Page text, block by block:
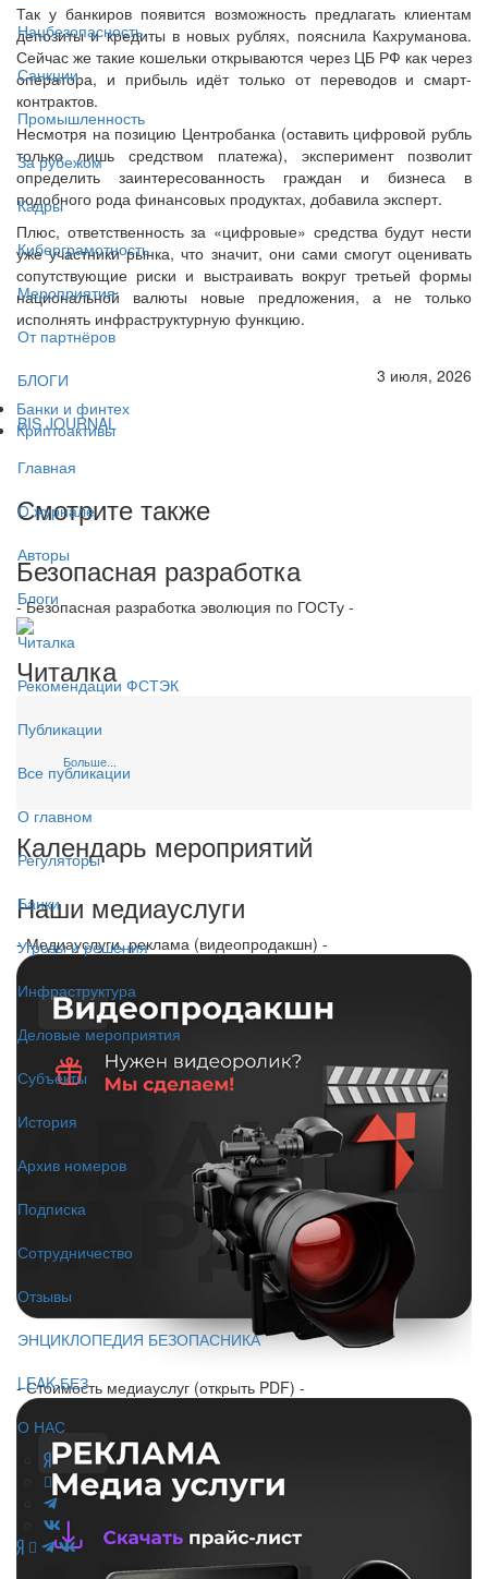
Нацбезопасность
Санкции
Промышленность
За рубежом
Кадры
Киберграмотность
Мероприятия
От партнёров
БЛОГИ
BIS JOURNAL
Главная
О журнале
Авторы
Блоги
Читалка
Рекомендации ФСТЭК
Публикации
Все публикации
О главном
Регуляторы
Банки
Угрозы и решения
Инфраструктура
Деловые мероприятия
Субъекты
История
Архив номеров
Подписка
Сотрудничество
Отзывы
ЭНЦИКЛОПЕДИЯ БЕЗОПАСНИКА
LEAK-БЕЗ
О НАС
Так у банкиров появится возможность предлагать клиентам
депозиты и кредиты в новых рублях, пояснила Кахруманова.
Сейчас же такие кошельки открываются через ЦБ РФ как через
оператора, и прибыль идёт только от переводов и смарт-
контрактов.
Несмотря на позицию Центробанка (оставить цифровой рубль
только лишь средством платежа), эксперимент позволит
определить заинтересованность граждан и бизнеса в
подобного рода финансовых продуктах, добавила эксперт.
Плюс, ответственность за «цифровые» средства будут нести
уже участники рынка, что значит, они сами смогут оценивать
сопутствующие риски и выстраивать вокруг третьей формы
национальной валюты новые предложения, а не только
исполнять инфраструктурную функцию.
3 июля, 2026
Банки и финтех
Криптоактивы
Смотрите также
Безопасная разработка
- Безопасная разработка эволюция по ГОСТу -
Читалка
Больше...
Календарь мероприятий
Наши медиауслуги
- Медиауслуги, реклама (видеопродакшн) -
- Стоимость медиауслуг (открыть PDF) -